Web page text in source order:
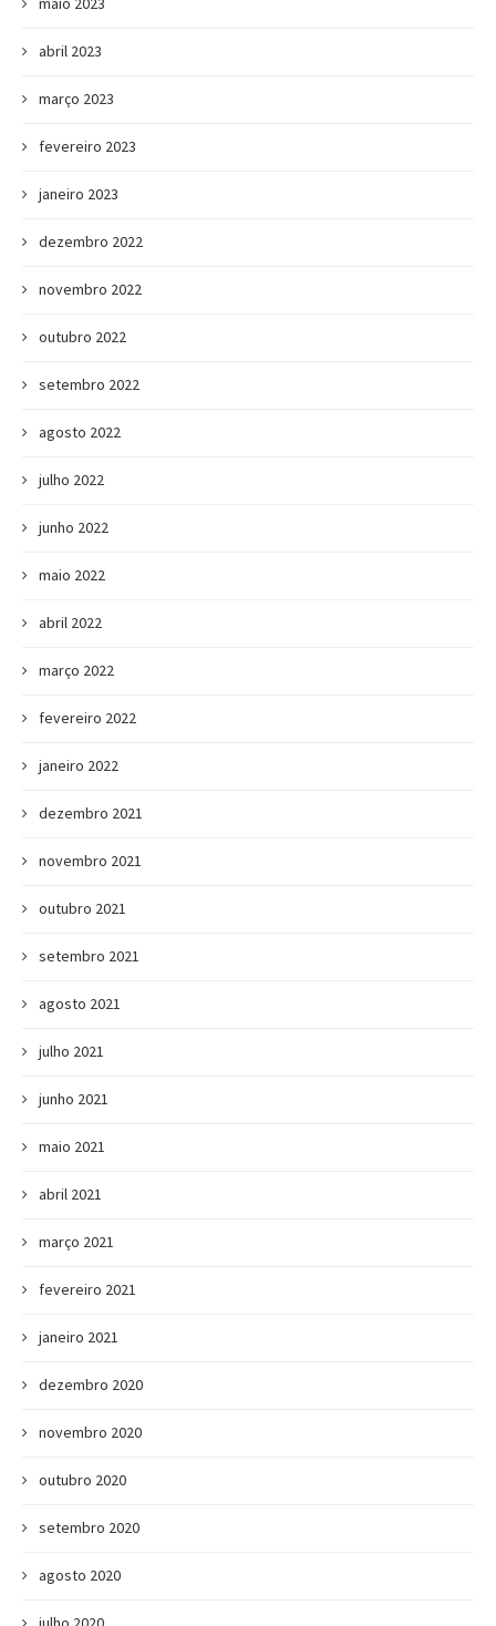
abril 2023
março 2023
fevereiro 2023
janeiro 2023
dezembro 2022
novembro 2022
outubro 2022
setembro 2022
agosto 2022
julho 2022
junho 2022
maio 2022
abril 2022
março 2022
fevereiro 2022
janeiro 2022
dezembro 2021
novembro 2021
outubro 2021
setembro 2021
agosto 2021
julho 2021
junho 2021
maio 2021
abril 2021
março 2021
fevereiro 2021
janeiro 2021
dezembro 2020
novembro 2020
outubro 2020
setembro 2020
agosto 2020